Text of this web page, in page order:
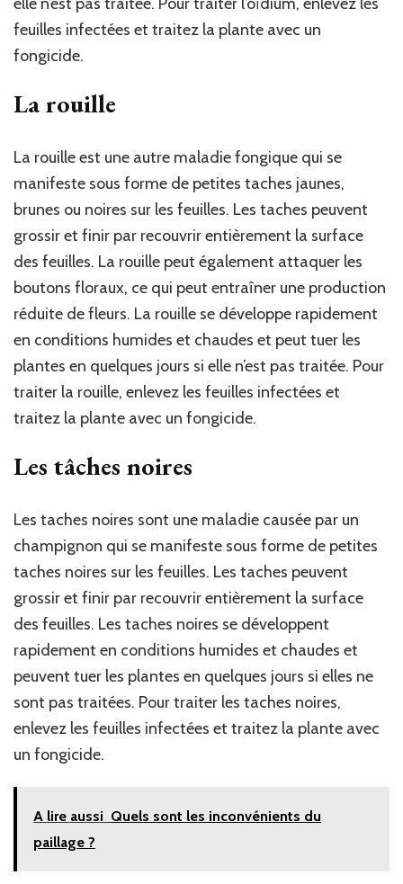
feuilles infectées et traitez la plante avec un
fongicide.
La rouille
La rouille est une autre maladie fongique qui se
manifeste sous forme de petites taches jaunes,
brunes ou noires sur les feuilles. Les taches peuvent
grossir et finir par recouvrir entièrement la surface
des feuilles. La rouille peut également attaquer les
boutons floraux, ce qui peut entraîner une production
réduite de fleurs. La rouille se développe rapidement
en conditions humides et chaudes et peut tuer les
plantes en quelques jours si elle n’est pas traitée. Pour
traiter la rouille, enlevez les feuilles infectées et
traitez la plante avec un fongicide.
Les tâches noires
Les taches noires sont une maladie causée par un
champignon qui se manifeste sous forme de petites
taches noires sur les feuilles. Les taches peuvent
grossir et finir par recouvrir entièrement la surface
des feuilles. Les taches noires se développent
rapidement en conditions humides et chaudes et
peuvent tuer les plantes en quelques jours si elles ne
sont pas traitées. Pour traiter les taches noires,
enlevez les feuilles infectées et traitez la plante avec
un fongicide.
A lire aussi Quels sont les inconvénients du
paillage ?